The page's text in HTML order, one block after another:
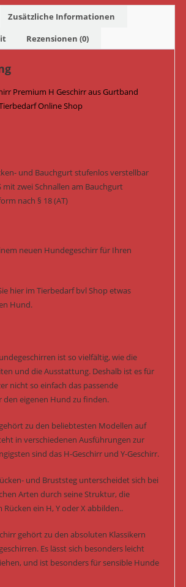
Zusätzliche Informationen
Rezensionen (0)
Premium H Geschirr aus Gurtband
Online Shop
und Bauchgurt stufenlos verstellbar
mit zwei Schnallen am Bauchgurt
nach § 18 (AT)
neuen Hundegeschirr für Ihren
hier im Tierbedarf bvl Shop etwas
Hund.
ist so vielfältig, wie die
und die Ausstattung. Deshalb ist es für
nicht so einfach das passende
den eigenen Hund zu finden.
zu den beliebtesten Modellen auf
in verschiedenen Ausführungen zur
sind das H-Geschirr und Y-Geschirr.
und Bruststeg unterscheidet sich bei
Arten durch seine Struktur, die
ein H, Y oder X abbilden..
gehört zu den absoluten Klassikern
Es lässt sich besonders leicht
und ist besonders für sensible Hunde